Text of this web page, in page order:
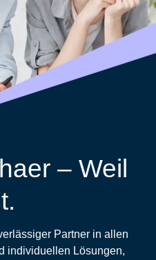
– Weil
Partner in allen
individuellen Lösungen,